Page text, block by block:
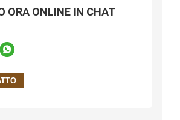
ORA ONLINE IN CHAT